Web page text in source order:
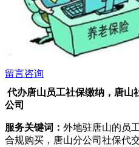
留言咨询
代办唐山员工社保缴纳，唐山
公司
服务关键词： 外地驻唐山的员
合规购买，唐山分公司社保代